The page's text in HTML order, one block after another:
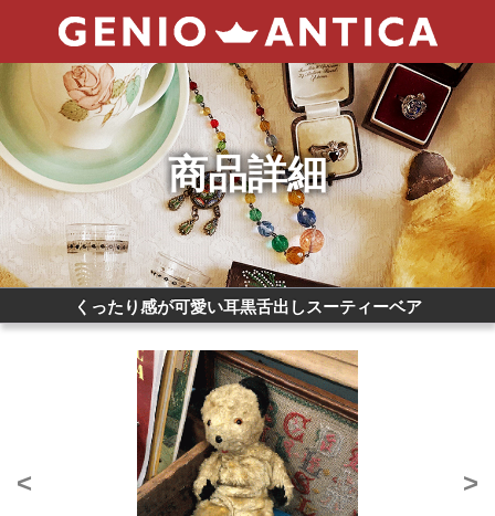
商品詳細
くったり感が可愛い耳黒舌出しスーティーベア
< >